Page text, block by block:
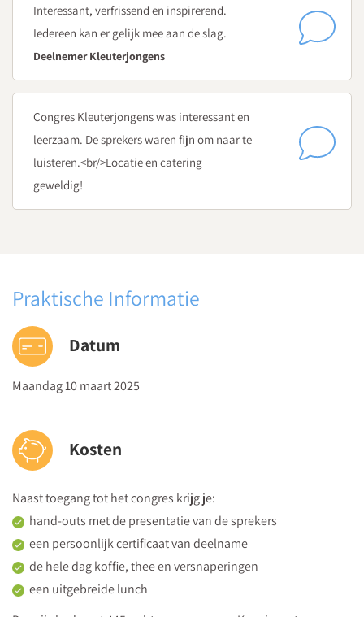
13:15
Stoer buitenspel
Carla van Deelen, specialist jonge kind
Wat is typisch buitenspel van kleuterjongens? En hoe
Spelen met risico's - hoe onderscheid je echte gevaren
van ontwikkelingskansen?
Hoe sluit je aan op spelbehoeften van jongens met
behulp van aangeboden buitenmaterialen?
Jongenstaal, -thema's en leervoorkeuren in de klas
Met welke taal en communicatie motiveer en betrek je
kleuterjongens?
Welke activiteiten voeg je toe aan bestaande thema’s en
Inspiratie uit de praktijk – voorbeelden om je
klasinrichting aan te passen voor jouw kleuterjongens
Afsluiting door dagvoorzitter
Interessant, verfrissend en inspirerend.
Iedereen kan er gelijk mee aan de slag.
Deelnemer Kleuterjongens
Congres Kleuterjongens was interessant en
leerzaam. De sprekers waren fijn om naar te
luisteren.<br/>Locatie en catering
geweldig!
Praktische Informatie
Datum
Maandag 10 maart 2025
Kosten
Naast toegang tot het congres krijg je:
hand-outs met de presentatie van de sprekers
een persoonlijk certificaat van deelname
de hele dag koffie, thee en versnaperingen
een uitgebreide lunch